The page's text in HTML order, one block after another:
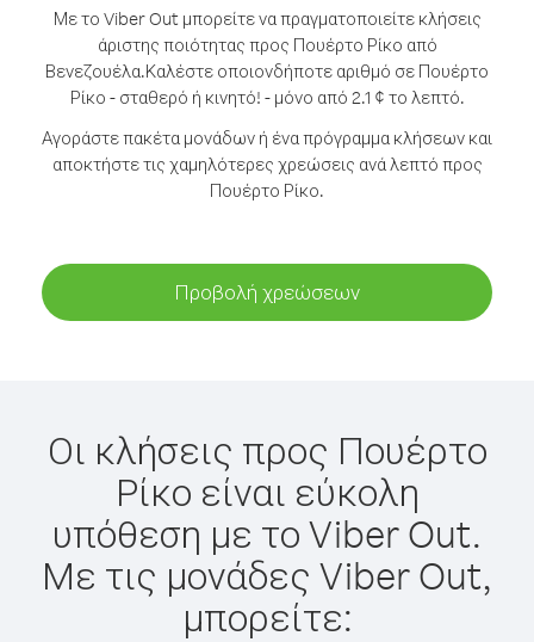
Με το Viber Out μπορείτε να πραγματοποιείτε κλήσεις
άριστης ποιότητας προς Πουέρτο Ρίκο από
Βενεζουέλα.Καλέστε οποιονδήποτε αριθμό σε Πουέρτο
Ρίκο - σταθερό ή κινητό! - μόνο από 2.1 ¢ το λεπτό.
Αγοράστε πακέτα μονάδων ή ένα πρόγραμμα κλήσεων και
αποκτήστε τις χαμηλότερες χρεώσεις ανά λεπτό προς
Πουέρτο Ρίκο.
Προβολή χρεώσεων
Οι κλήσεις προς Πουέρτο
Ρίκο είναι εύκολη
υπόθεση με το Viber Out.
Με τις μονάδες Viber Out,
μπορείτε: